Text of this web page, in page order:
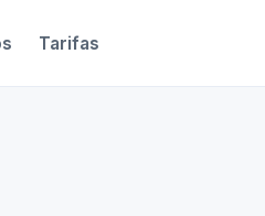
Tarifas